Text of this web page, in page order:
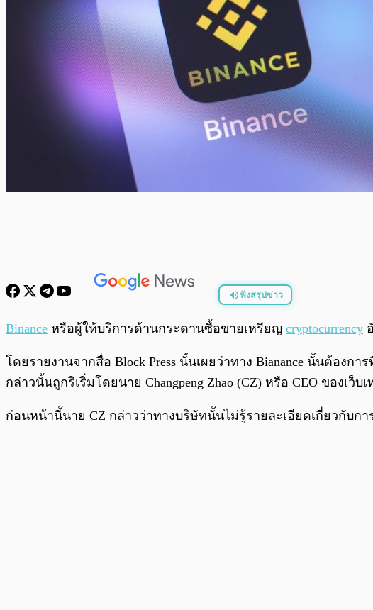
ฟังสรุปข่าว
พร้อมเล่น
Binance หรือผู้ให้บริการด้านกระดานซื้อขายเหรียญ cryptocurrency
โดยรายงานจากสื่อ Block Press นั้นเผยว่าทาง Bianance นั้นต้อง
กล่าวนั้นถูกริเริ่มโดยนาย Changpeng Zhao (CZ) หรือ CEO ของเว็บ
ก่อนหน้านี้นาย CZ กล่าวว่าทางบริษัทนั้นไม่รู้รายละเอียดเกี่ยวกับก